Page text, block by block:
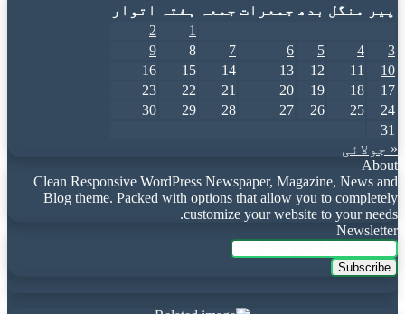
پیر
منگل بدھ جمعرات جمعہ ہفتہ
اتوار
1
2
3
4
5
6
7
8
9
10
11
12
13
14
15
16
17
18
19
20
21
22
23
24
25
26
27
28
29
30
31
« جولائی
About
Clean Responsive WordPress Newspaper, Magazine, News and
Blog theme. Packed with options that allow you to completely
customize your website to your needs.
Newsletter
Enter
your
Email